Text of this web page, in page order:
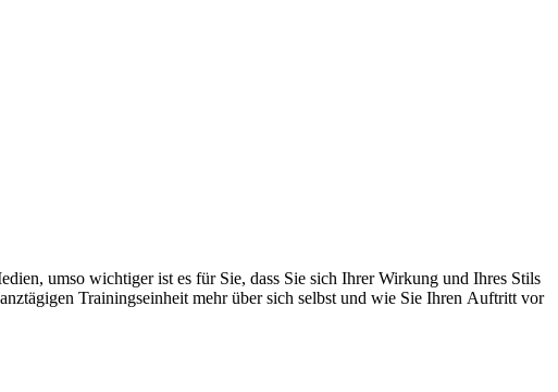
umso wichtiger ist es für Sie, dass Sie sich Ihrer Wirkung und Ihres Stils
Trainingseinheit mehr über sich selbst und wie Sie Ihren Auftritt vor